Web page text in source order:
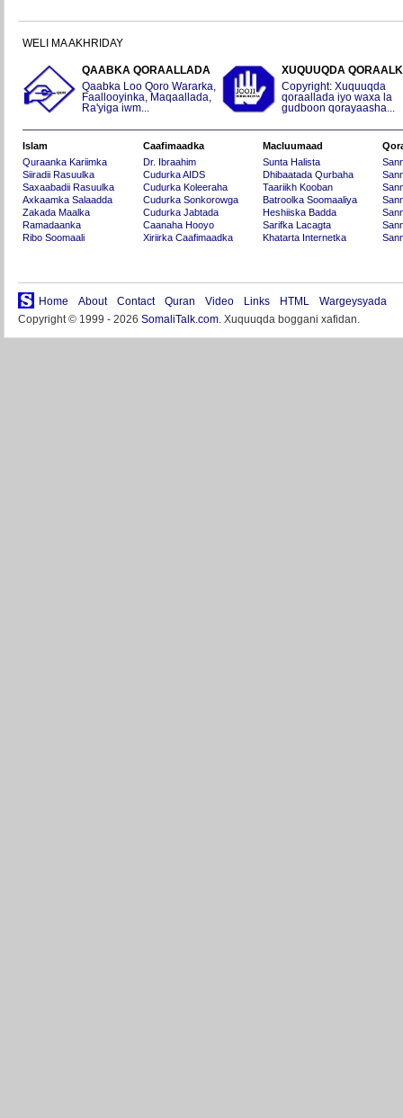
WELI MA AKHRIDAY
QAABKA QORAALLADA
Qaabka Loo Qoro Wararka,
Faallooyinka, Maqaallada,
Ra'yiga iwm...
XUQUUQDA
Copyright: Xuquuqda
qoraallada iyo waxa la
gudboon qorayaasha...
Islam
Quraanka Kariimka
Siiradii Rasuulka
Saxaabadii Rasuulka
Axkaamka Salaadda
Zakada Maalka
Ramadaanka
Ribo Soomaali
Caafimaadka
Dr. Ibraahim
Cudurka AIDS
Cudurka Koleeraha
Cudurka Sonkorowga
Cudurka Jabtada
Caanaha Hooyo
Xiriirka Caafimaadka
Macluumaad
Sunta Halista
Dhibaatada Qurbaha
Taariikh Kooban
Batroolka Soomaaliya
Heshiiska Badda
Sarifka Lacagta
Khatarta Internetka
Home About Contact Quran Video Links HTML
Wargeysyada
Copyright © 1999 - 2026 SomaliTalk.com. Xuquuqda boggani xafidan.